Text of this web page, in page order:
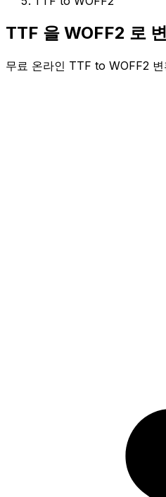
TTF 을 WOFF2 로
무료 온라인 TTF to WOFF2